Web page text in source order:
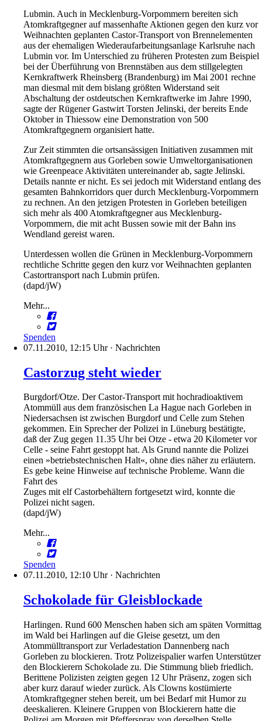
Lubmin. Auch in Mecklenburg-Vorpommern bereiten sich
Atomkraftgegner auf massenhafte Aktionen gegen den kurz vor
Weihnachten geplanten Castor-Transport von Brennelementen
aus der ehemaligen Wiederaufarbeitungsanlage Karlsruhe nach
Lubmin vor. Im Unterschied zu früheren Protesten zum Beispiel
bei der Überführung von Brennstäben aus dem stillgelegten
Kernkraftwerk Rheinsberg (Brandenburg) im Mai 2001 rechne
man diesmal mit dem bislang größten Widerstand seit
Abschaltung der ostdeutschen Kernkraftwerke im Jahre 1990,
sagte der Rügener Gastwirt Torsten Jelinski, der bereits Ende
Oktober in Thiessow eine Demonstration von 500
Atomkraftgegnern organisiert hatte.
Zur Zeit stimmten die ortsansässigen Initiativen zusammen mit
Atomkraftgegnern aus Gorleben sowie Umweltorganisationen
wie Greenpeace Aktivitäten untereinander ab, sagte Jelinski.
Details nannte er nicht. Es sei jedoch mit Widerstand entlang des
gesamten Bahnkorridors quer durch Mecklenburg-Vorpommern
zu rechnen. An den jetzigen Protesten in Gorleben beteiligen
sich mehr als 400 Atomkraftgegner aus Mecklenburg-
Vorpommern, die mit acht Bussen sowie mit der Bahn ins
Wendland gereist waren.
Unterdessen wollen die Grünen in Mecklenburg-Vorpommern
rechtliche Schritte gegen den kurz vor Weihnachten geplanten
Castortransport nach Lubmin prüfen.
(dapd/jW)
Mehr...
Spenden
07.11.2010, 12:15 Uhr· Nachrichten
Castorzug steht wieder
Burgdorf/Otze. Der Castor-Transport mit hochradioaktivem
Atommüll aus dem französischen La Hague nach Gorleben in
Niedersachsen ist zwischen Burgdorf und Celle zum Stehen
gekommen. Ein Sprecher der Polizei in Lüneburg bestätigte,
daß der Zug gegen 11.35 Uhr bei Otze - etwa 20 Kilometer vor
Celle - seine Fahrt gestoppt hat. Als Grund nannte die Polizei
einen »betriebstechnischen Halt«, ohne dies näher zu erläutern.
Es gebe keine Hinweise auf technische Probleme. Wann die
Fahrt des
Zuges mit elf Castorbehältern fortgesetzt wird, konnte die
Polizei nicht sagen.
(dapd/jW)
Mehr...
Spenden
07.11.2010, 12:10 Uhr· Nachrichten
Schokolade für Gleisblockade
Harlingen. Rund 600 Menschen haben sich am späten Vormittag
im Wald bei Harlingen auf die Gleise gesetzt, um den
Atommülltransport zur Verladestation Dannenberg nach
Gorleben zu blockieren. Trotz Polizeispalier warfen Unterstützer
den Blockierern Schokolade zu. Die Stimmung blieb friedlich.
Berittene Polizisten zeigten gegen 12 Uhr Präsenz, zogen sich
aber kurz darauf wieder zurück. Als Clowns kostümierte
Atomkraftgegner stehen bereit, um bei Bedarf mit Humor zu
deeskalieren. Kleinere Gruppen von Blockierern hatte die